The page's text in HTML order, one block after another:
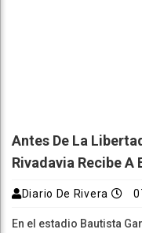
Antes De La
Rivadavia Recibe A
Diario De Rivera
En el estadio Bautista